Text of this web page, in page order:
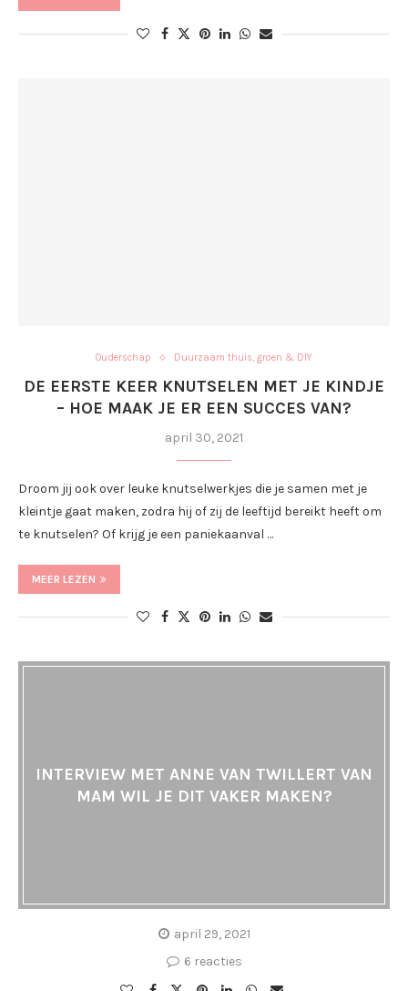
Ouderschap Duurzaam thuis, groen & DIY
DE EERSTE KEER KNUTSELEN MET JE KINDJE
– HOE MAAK JE ER EEN SUCCES VAN?
april 30, 2021
Droom jij ook over leuke knutselwerkjes die je samen met je
kleintje gaat maken, zodra hij of zij de leeftijd bereikt heeft om
te knutselen? Of krijg je een paniekaanval …
MEER LEZEN
INTERVIEW MET ANNE VAN TWILLERT VAN
MAM WIL JE DIT VAKER MAKEN?
april 29, 2021
6 reacties